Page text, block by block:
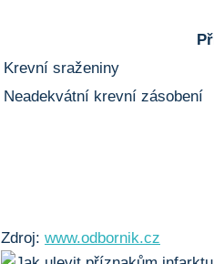
Krevní sraženiny
Neadekvátní krevní zásobení
Zdroj: www.odbornik.cz